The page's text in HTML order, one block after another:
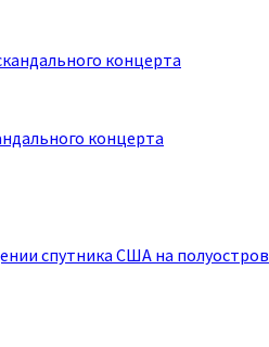
концерта
спутника США на полуостров